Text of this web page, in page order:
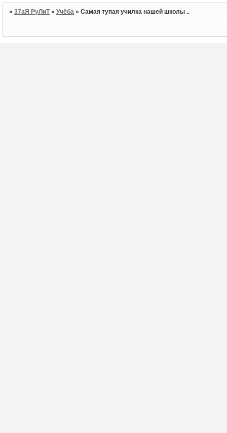
»37аЯ РуЛиТ »Учёба »Самая тупая училка нашей школы ..